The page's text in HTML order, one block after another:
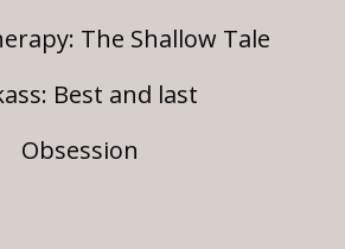
The Shallow Tale
Best and last
Obsession